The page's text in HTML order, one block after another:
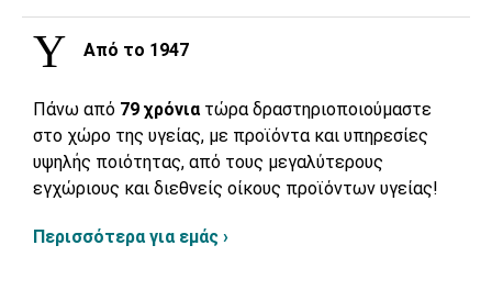
Από το 1947
Πάνω από 79 χρόνια τώρα δραστηριοποιούμαστε
στο χώρο της υγείας, με προϊόντα και υπηρεσίες
υψηλής ποιότητας, από τους μεγαλύτερους
εγχώριους και διεθνείς οίκους προϊόντων υγείας!
Περισσότερα για εμάς ›